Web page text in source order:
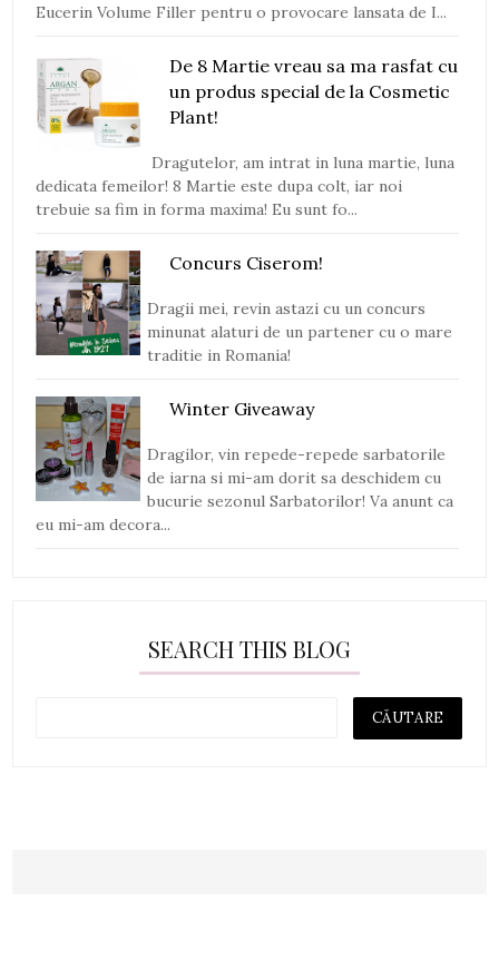
Eucerin Volume Filler pentru o provocare lansata de I...
De 8 Martie vreau sa ma rasfat cu
un produs special de la Cosmetic
Plant!
Dragutelor, am intrat in luna martie, luna
dedicata femeilor! 8 Martie este dupa colt, iar noi
trebuie sa fim in forma maxima! Eu sunt fo...
Concurs Ciserom!
Dragii mei, revin astazi cu un concurs
minunat alaturi de un partener cu o mare
traditie in Romania!
Winter Giveaway
Dragilor, vin repede-repede sarbatorile
de iarna si mi-am dorit sa deschidem cu
bucurie sezonul Sarbatorilor! Va anunt ca
eu mi-am decora...
SEARCH THIS BLOG